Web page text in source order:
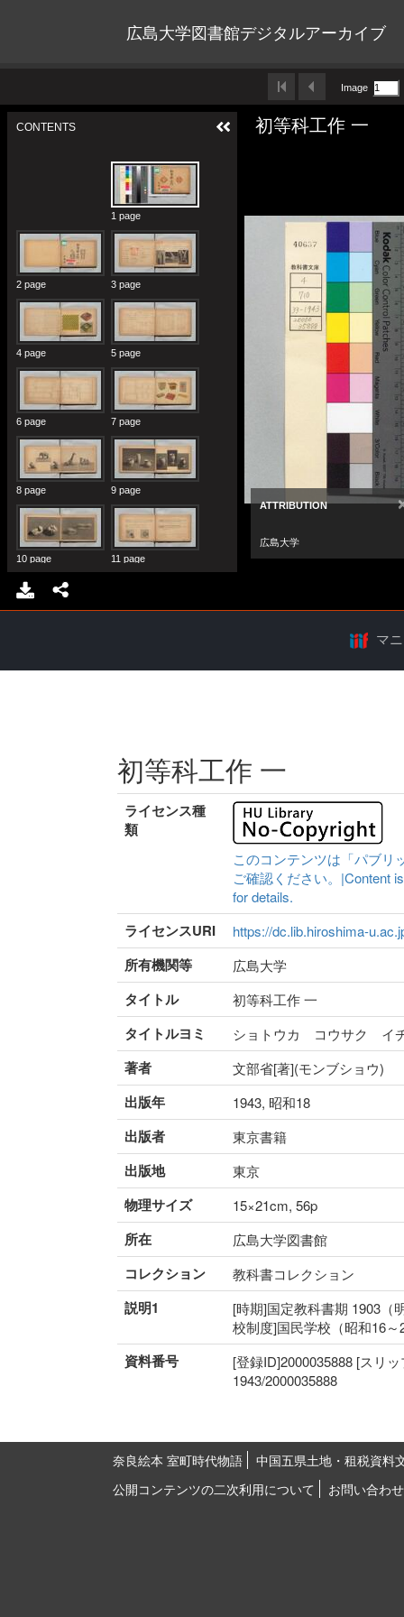
広島大学図書館デジタルアーカイブ
マ
初等科工作 一
ライセンス種
類
このコンテンツは「パブリ
ご確認ください。|Content
for details.
ライセンスURI https://dc.lib.hiroshima-
所有機関等 広島大学
タイトル 初等科工作 一
タイトルヨミ ショトウカ コウサク イ
著者 文部省[著](モンブショウ)
出版年 1943, 昭和18
出版者 東京書籍
出版地 東京
物理サイズ 15×21cm, 56p
所在 広島大学図書館
コレクション 教科書コレクション
説明1
[時期]国定教科書期 1903（
校制度]国民学校（昭和16～
資料番号
[登録ID]2000035888 [スリ
1943/2000035888
奈良絵本 室町時代物語
中国五県土地・租税資料
公開コンテンツの二次利用について
お問い合わせ